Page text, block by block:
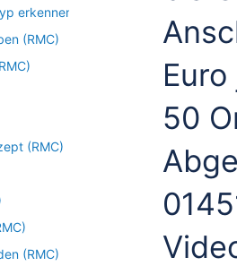
erkennen
(RMC)
(RMC)
(RMC)
50